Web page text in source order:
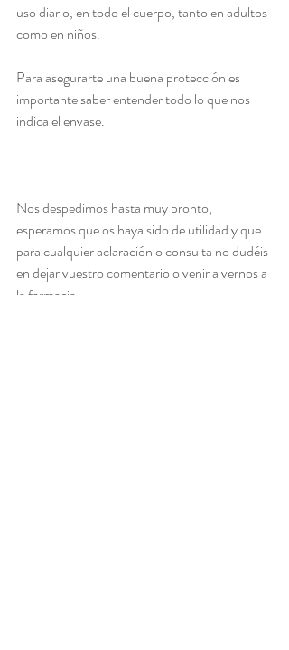
uso diario, en todo el cuerpo, tanto en adultos
como en niños.
Para asegurarte una buena protección es
importante saber entender todo lo que nos
indica el envase.
Nos despedimos hasta muy pronto,
esperamos que os haya sido de utilidad y que
para cualquier aclaración o consulta no dudéis
en dejar vuestro comentario o venir a vernos a
la farmacia.